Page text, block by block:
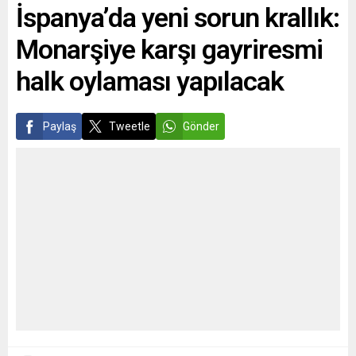
Akın’ın üç aylık Türkçe dijital
bilgilendirme raporuna göre
Augsburg Belediye Meclisi,
belediye ormanlarında
bulunan...
edilen şehirler ve büyük
fedakârlıklar, kayıplar...
İspanya’da yeni sorun krallık:
Monarşiye karşı gayriresmi
halk oylaması yapılacak
Paylaş Tweetle Gönder